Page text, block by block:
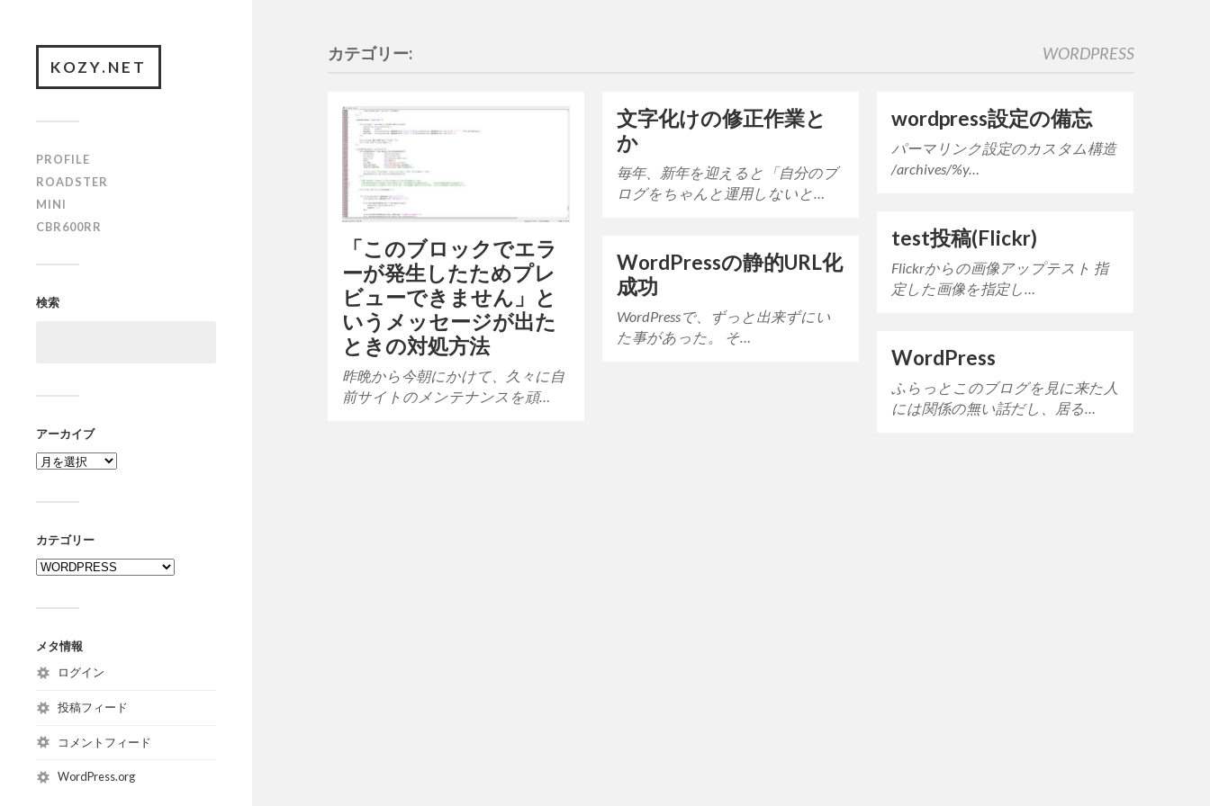
KOZY.NET
PROFILE
ROADSTER
MINI
CBR600RR
検索
アーカイブ
カテゴリー
メタ情報
ログイン
投稿フィード
コメントフィード
WordPress.org
カテゴリー: WORDPRESS
「このブロックでエラ
ーが発生したためプレ
ビューできません」と
いうメッセージが出た
ときの対処方法
昨晩から今朝にかけて、久々に自
前サイトのメンテナンスを頑…
文字化けの修正作業と
か
毎年、新年を迎えると「自分のブ
ログをちゃんと運用しないと…
wordpress設定の備忘
パーマリンク設定のカスタム構造
/archives/%y…
test投稿(Flickr)
Flickrからの画像アップテスト 指
定した画像を指定し…
WordPressの静的URL化
成功
WordPressで、ずっと出来ずにい
た事があった。 そ…
WordPress
ふらっとこのブログを見に来た人
には関係の無い話だし、居る…